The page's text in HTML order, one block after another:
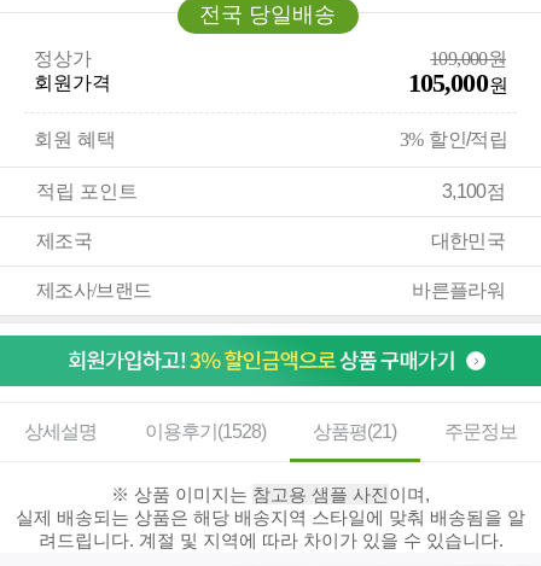
전국 당일배송
정상가
109,000원
회원가격
105,000원
회원 혜택 3% 할인/적립
적립 포인트 3,100점
제조국 대한민국
제조사/브랜드 바른플라워
상세설명 이용후기(1528) 상품평(21) 주문정보
※ 상품 이미지는 참고용 샘플 사진이며,
실제 배송되는 상품은 해당 배송지역 스타일에 맞춰 배송됨을 알
려드립니다. 계절 및 지역에 따라 차이가 있을 수 있습니다.